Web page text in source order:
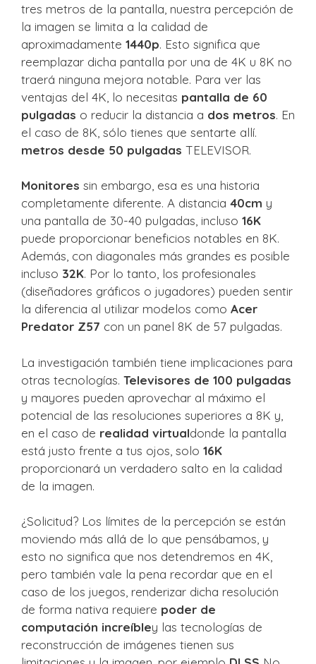
tres metros de la pantalla, nuestra percepción de
la imagen se limita a la calidad de
aproximadamente 1440p. Esto significa que
reemplazar dicha pantalla por una de 4K u 8K no
traerá ninguna mejora notable. Para ver las
ventajas del 4K, lo necesitas pantalla de 60
pulgadas o reducir la distancia a dos metros. En
el caso de 8K, sólo tienes que sentarte allí.
metros desde 50 pulgadas TELEVISOR.
Monitores sin embargo, esa es una historia
completamente diferente. A distancia 40cm y
una pantalla de 30-40 pulgadas, incluso 16K
puede proporcionar beneficios notables en 8K.
Además, con diagonales más grandes es posible
incluso 32K. Por lo tanto, los profesionales
(diseñadores gráficos o jugadores) pueden sentir
la diferencia al utilizar modelos como Acer
Predator Z57 con un panel 8K de 57 pulgadas.
La investigación también tiene implicaciones para
otras tecnologías. Televisores de 100 pulgadas
y mayores pueden aprovechar al máximo el
potencial de las resoluciones superiores a 8K y,
en el caso de realidad virtualdonde la pantalla
está justo frente a tus ojos, solo 16K
proporcionará un verdadero salto en la calidad
de la imagen.
¿Solicitud? Los límites de la percepción se están
moviendo más allá de lo que pensábamos, y
esto no significa que nos detendremos en 4K,
pero también vale la pena recordar que en el
caso de los juegos, renderizar dicha resolución
de forma nativa requiere poder de
computación increíbley las tecnologías de
reconstrucción de imágenes tienen sus